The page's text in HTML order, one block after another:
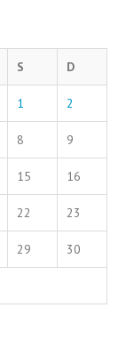
S D
1 2
8 9
15 16
22 23
29 30